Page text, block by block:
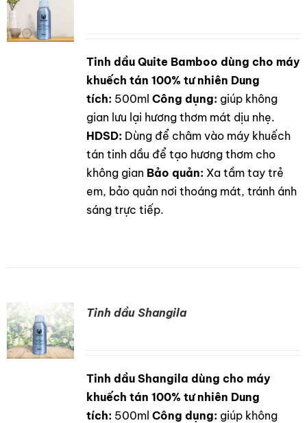
Tinh dầu Quite Bamboo dùng cho máy
khuếch tán 100% tư nhiên Dung
tích: 500ml Công dụng: giúp không
gian lưu lại hương thơm mát dịu nhẹ.
HDSD: Dùng để châm vào máy khuếch
tán tinh dầu để tạo hương thơm cho
không gian Bảo quản: Xa tầm tay trẻ
em, bảo quản nơi thoáng mát, tránh ánh
sáng trực tiếp.
Tinh dầu Shangila
Tinh dầu Shangila dùng cho máy
khuếch tán 100% tư nhiên Dung
tích: 500ml Công dụng: giúp không